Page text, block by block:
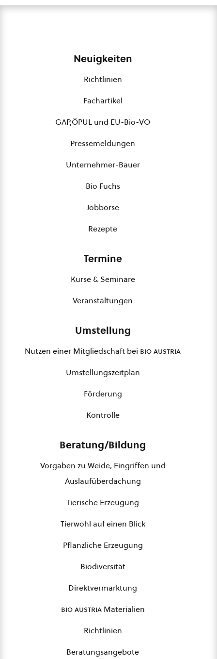
Neuigkeiten
Richtlinien
Fachartikel
GAP,ÖPUL und EU-Bio-VO
Pressemeldungen
Unternehmer-Bauer
Bio Fuchs
Jobbörse
Rezepte
Termine
Kurse & Seminare
Veranstaltungen
Umstellung
Nutzen einer Mitgliedschaft bei bio austria
Umstellungszeitplan
Förderung
Kontrolle
Beratung/Bildung
Vorgaben zu Weide, Eingriffen und
Auslaufüberdachung
Tierische Erzeugung
Tierwohl auf einen Blick
Pflanzliche Erzeugung
Biodiversität
Direktvermarktung
bio austriaMaterialien
Richtlinien
Beratungsangebote